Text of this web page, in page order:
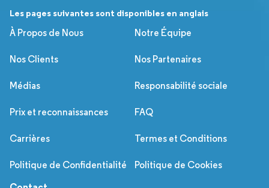
Les pages suivantes sont disponibles en anglais
À Propos de Nous
Notre Équipe
Nos Clients Nos Partenaires
Médias Responsabilité sociale
Prix et reconnaissances FAQ
Carrières Termes et Conditions
Politique de Confidentialité Politique de Cookies